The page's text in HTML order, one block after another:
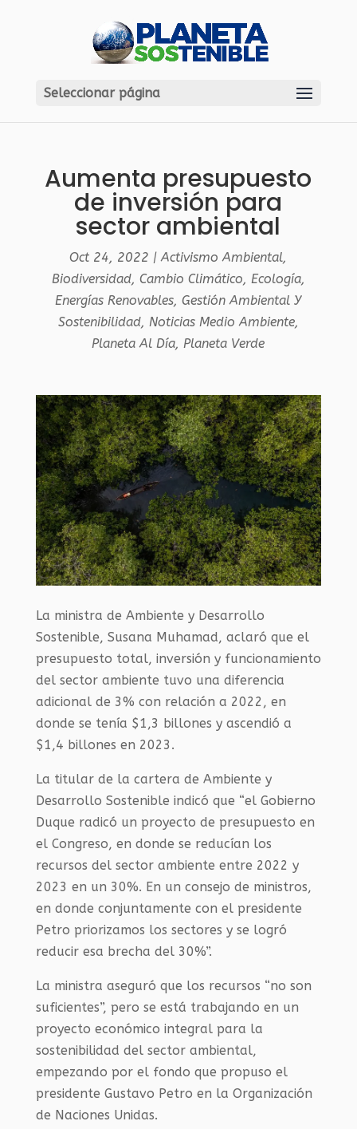
Seleccionar página
Aumenta presupuesto
de inversión para
sector ambiental
Oct 24, 2022 |Activismo Ambiental,
Biodiversidad, Cambio Climático, Ecología,
Energías Renovables,Gestión Ambiental Y
Sostenibilidad, Noticias Medio Ambiente,
Planeta Al Día,Planeta Verde
La ministra de Ambiente y Desarrollo
Sostenible, Susana Muhamad, aclaró que el
presupuesto total, inversión y funcionamiento
del sector ambiente tuvo una diferencia
adicional de 3% con relación a 2022, en
donde se tenía $1,3 billones y ascendió a
$1,4 billones en 2023.
La titular de la cartera de Ambiente y
Desarrollo Sostenible indicó que “el Gobierno
Duque radicó un proyecto de presupuesto en
el Congreso, en donde se reducían los
recursos del sector ambiente entre 2022 y
2023 en un 30%. En un consejo de ministros,
en donde conjuntamente con el presidente
Petro priorizamos los sectores y se logró
reducir esa brecha del 30%”.
La ministra aseguró que los recursos “no son
suficientes”, pero se está trabajando en un
proyecto económico integral para la
sostenibilidad del sector ambiental,
empezando por el fondo que propuso el
presidente Gustavo Petro en la Organización
de Naciones Unidas.